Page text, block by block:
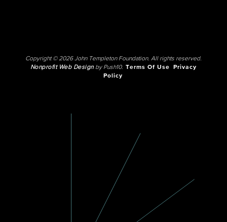
Copyright © 2026 John Templeton Foundation. All rights reserved.
Nonprofit Web Designby Push10. Terms Of Use
Privacy
Policy